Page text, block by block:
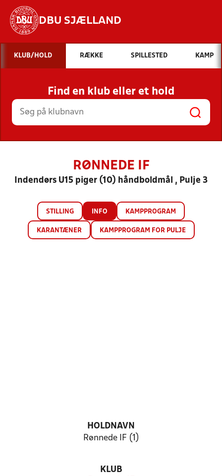
DBU SJÆLLAND
Hvad vil du søge efter?
INDHOLD OG NYHEDER
STILLINGER, RESULTATER, KLUBBER OG
HOLD
KLUB/HOLD RÆKKE SPILLESTED KAMP
Find en klub eller et hold
RØNNEDE IF
Indendørs U15 piger (10) håndboldmål , Pulje 3
STILLING INFO KAMPPROGRAM
KARANTÆNER KAMPPROGRAM FOR PULJE
HOLDNAVN
Rønnede IF (1)
KLUB